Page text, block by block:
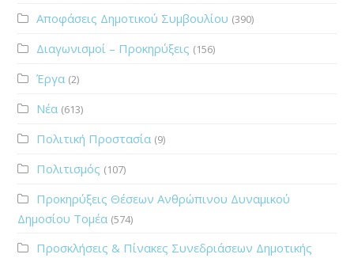
Αποφάσεις Δημοτικού Συμβουλίου (390)
Διαγωνισμοί – Προκηρύξεις (156)
Έργα (2)
Νέα (613)
Πολιτική Προστασία (9)
Πολιτισμός (107)
Προκηρύξεις Θέσεων Ανθρώπινου Δυναμικού
Δημοσίου Τομέα (574)
Προσκλήσεις & Πίνακες Συνεδριάσεων Δημοτικής